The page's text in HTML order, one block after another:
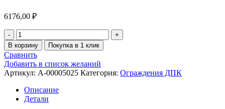
6176,00 ₽
В корзину Покупка в 1 клик
Сравнить
Добавить в список желаний
Артикул: A-00005025 Категория: Ограждения ДПК
Описание
Детали